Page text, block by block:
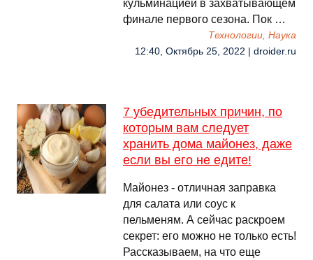
кульминацией в захватывающем
финале первого сезона. Пок …
Технологии, Наука
12:40, Октябрь 25, 2022 | droider.ru
7 убедительных причин, по
которым вам следует
хранить дома майонез, даже
если вы его не едите!
Майонез - отличная заправка
для салата или соус к
пельменям. А сейчас раскроем
секрет: его можно не только есть!
Рассказываем, на что еще